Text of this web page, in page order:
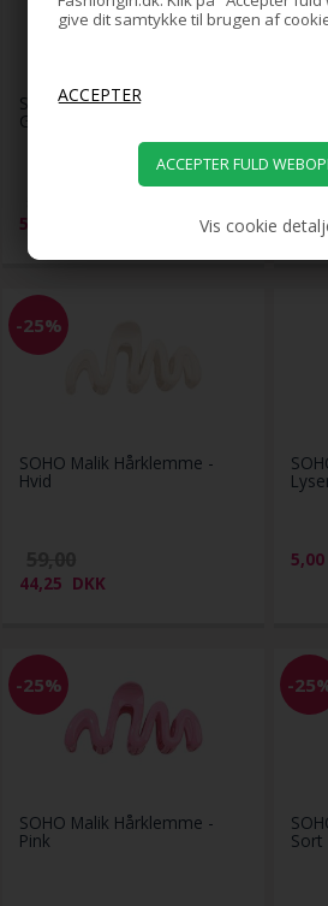
give dit samtykke til brugen af
Vis cookie
SOHO Malik Hårklemme -
Grøn (U)
5,00
-25%
SOHO Malik Hårklemme -
Hvid
44,25 DKK
5,00
-25%
SOHO Malik Hårklemme -
Pink
-
Sort